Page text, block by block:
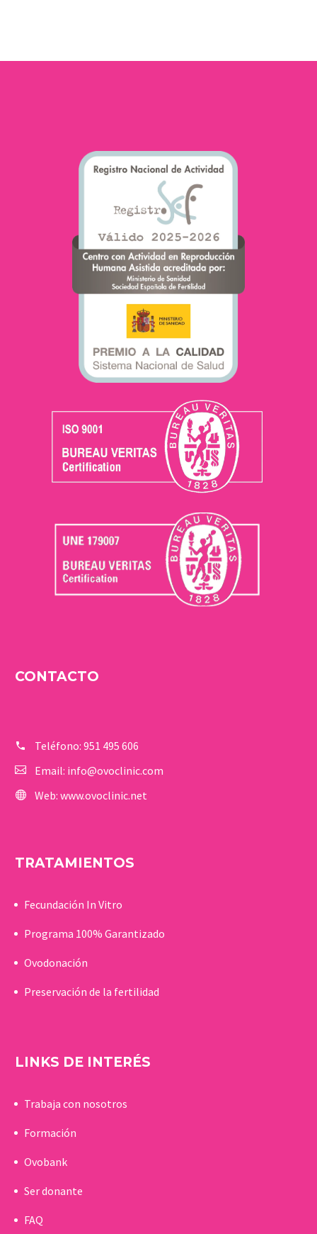
CONTACTO
Teléfono: 951 495 606
Email: info@ovoclinic.com
Web: www.ovoclinic.net
TRATAMIENTOS
Fecundación In Vitro
Programa 100% Garantizado
Ovodonación
Preservación de la fertilidad
LINKS DE INTERÉS
Trabaja con nosotros
Formación
Ovobank
Ser donante
FAQ